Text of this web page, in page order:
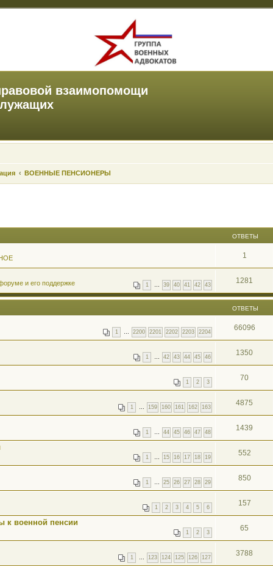
взаимопомощи
ВОЕННЫЕ ПЕНСИОНЕРЫ
ОТВЕТЫ
1
1 … 39 40 41 42 43
и его поддержке 1281
ОТВЕТЫ
1 … 2200 2201 2202 2203 2204 66096
1 … 42 43 44 45 46 1350
1 2 3 70
1 … 159 160 161 162 163 4875
1 … 44 45 46 47 48 1439
1 … 15 16 17 18 19 552
1 … 25 26 27 28 29 850
1 2 3 4 5 6 157
к военной пенсии
1 2 3 65
1 … 123 124 125 126 127 3788